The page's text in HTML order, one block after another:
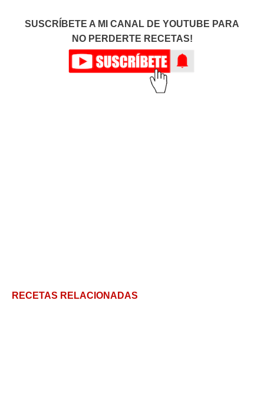
SUSCRÍBETE A MI CANAL DE YOUTUBE PARA
NO PERDERTE RECETAS!
RECETAS RELACIONADAS